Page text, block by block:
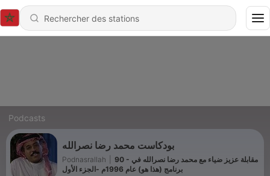
Podcasts
بودكاست محمد رضا نصرالله
Podnasrallah
90 - مقابلة عزيز ضياء مع محمد رضا نصرالله في
برنامج (هذا هو) عام 1996م -الجزء الأول